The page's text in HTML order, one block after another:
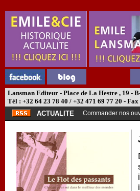
Lansman Editeur - Place de La Hestre , 19 -
Tél : +32 64 23 78 40 / +32 471 69 77 20 -
ACTUALITE
Commander nos